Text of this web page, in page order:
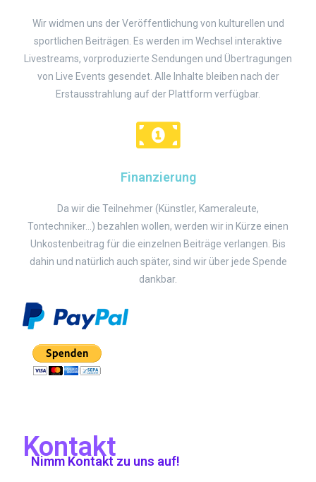
Wir widmen uns der Veröffentlichung von kulturellen und
sportlichen Beiträgen. Es werden im Wechsel interaktive
Livestreams, vorproduzierte Sendungen und Übertragungen
von Live Events gesendet. Alle Inhalte bleiben nach der
Erstausstrahlung auf der Plattform verfügbar.
Finanzierung
Da wir die Teilnehmer (Künstler, Kameraleute,
Tontechniker...) bezahlen wollen, werden wir in Kürze einen
Unkostenbeitrag für die einzelnen Beiträge verlangen. Bis
dahin und natürlich auch später, sind wir über jede Spende
dankbar.
Kontakt
Nimm Kontakt zu uns auf!